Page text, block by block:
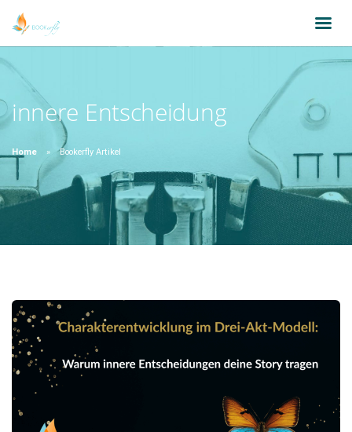
innere Entscheidung
Home Bookerfly Artikel